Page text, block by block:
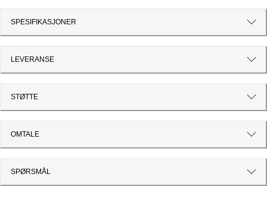
SPESIFIKASJONER
LEVERANSE
STØTTE
OMTALE
SPØRSMÅL